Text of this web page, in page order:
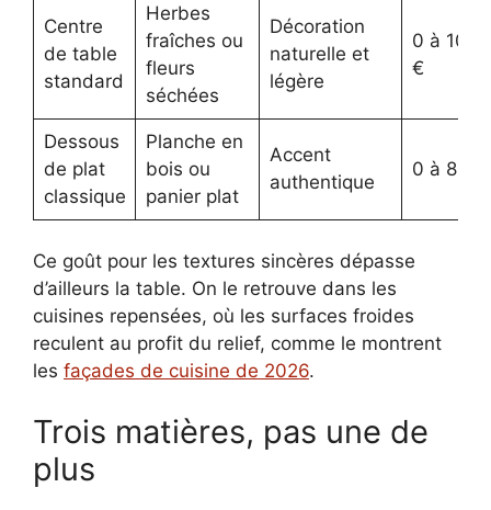
Centre
de table
standard
Herbes
fraîches ou
fleurs
séchées
Décoration
naturelle et
légère
0 à 10
€
Dessous
de plat
classique
Planche en
bois ou
panier plat
Accent
authentique
0 à 8 €
Ce goût pour les textures sincères dépasse
d’ailleurs la table. On le retrouve dans les
cuisines repensées, où les surfaces froides
reculent au profit du relief, comme le montrent
les façades de cuisine de 2026.
Trois matières, pas une de
plus